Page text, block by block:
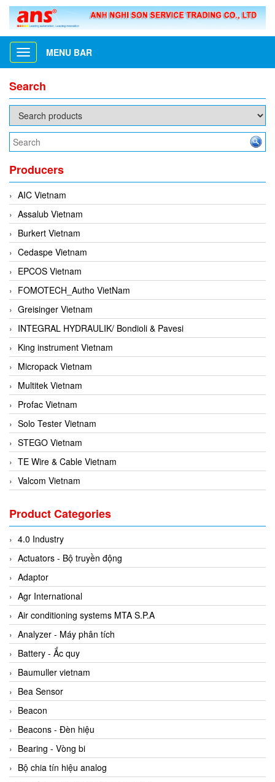
Toggle
navigation
MENU BAR
Search
Producers
AIC Vietnam
Assalub Vietnam
Burkert Vietnam
Cedaspe Vietnam
EPCOS Vietnam
FOMOTECH_Autho VietNam
Greisinger Vietnam
INTEGRAL HYDRAULIK/ Bondioli & Pavesi
King instrument Vietnam
Micropack Vietnam
Multitek Vietnam
Profac Vietnam
Solo Tester Vietnam
STEGO Vietnam
TE Wire & Cable Vietnam
Valcom Vietnam
3CTEST Vietnam
4B VietNam Vietnam
ABB Vietnam
AC Infinity Vietnam
AC&E Telecommunications
AC&T Vietnam
Accepta Vietnam
ACCUMAC Vietnam
AccuWeb Vietnam
Acey
ACOEM Vietnam
ADCA Vietnam
ADFweb Vietnam
Adler Vietnam
Product Categories
4.0 Industry
Actuators - Bộ truyền động
Adaptor
Agr International
Air conditioning systems MTA S.P.A
Analyzer - Máy phân tích
Battery - Ắc quy
Baumuller vietnam
Bea Sensor
Beacon
Beacons - Đèn hiệu
Bearing - Vòng bi
Bộ chia tín hiệu analog